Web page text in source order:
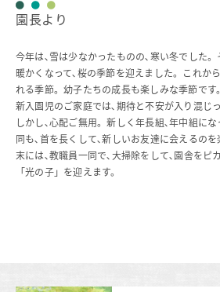
園長より
今年は､雪は少なかったものの､寒い冬でした
暖かくなって､桜の季節を迎えました。これか
れる季節。幼子たちの成長も楽しみな季節です。
新入園児のご家庭では､期待と不安が入り混じ
しかし､心配ご無用。新しく年長組､年中組に
同も､首を長くして､新しいお友達に会えるの
末には､教職員一同で､大掃除をして､園舎をピ
「光の子」を迎えます。